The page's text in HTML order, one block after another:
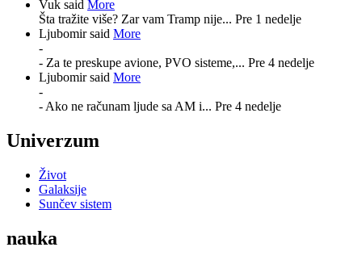
Vuk said More
Šta tražite više? Zar vam Tramp nije... Pre 1 nedelje
Ljubomir said More
-
- Za te preskupe avione, PVO sisteme,... Pre 4 nedelje
Ljubomir said More
-
- Ako ne računam ljude sa AM i... Pre 4 nedelje
Univerzum
Život
Galaksije
Sunčev sistem
nauka